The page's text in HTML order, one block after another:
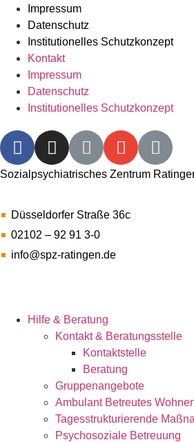
Impressum
Datenschutz
Institutionelles Schutzkonzept​
Kontakt
Impressum
Datenschutz
Institutionelles Schutzkonzept​
Sozialpsychiatrisches Zentrum
Düsseldorfer Straße 36c
02102 – 92 91 3-0
info@spz-ratingen.de
Hilfe & Beratung
Kontakt & Beratungsstelle
Kontaktstelle
Beratung
Gruppenangebote
Ambulant Betreutes
Tagesstrukturierende
Psychosoziale Betreuung